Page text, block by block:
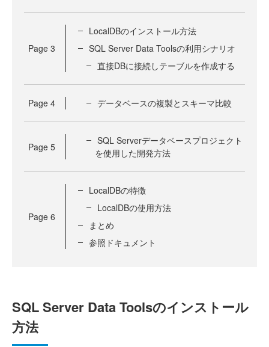
Page 3
LocalDBのインストール方法
SQL Server Data Toolsの利用シナリオ
直接DBに接続しテーブルを作成する
Page 4 データベースの複製とスキーマ比較
Page 5
SQL Serverデータベースプロジェクト
を使用した開発方法
Page 6
LocalDBの特徴
LocalDBの使用方法
まとめ
参照ドキュメント
SQL Server Data Toolsのインストール
方法